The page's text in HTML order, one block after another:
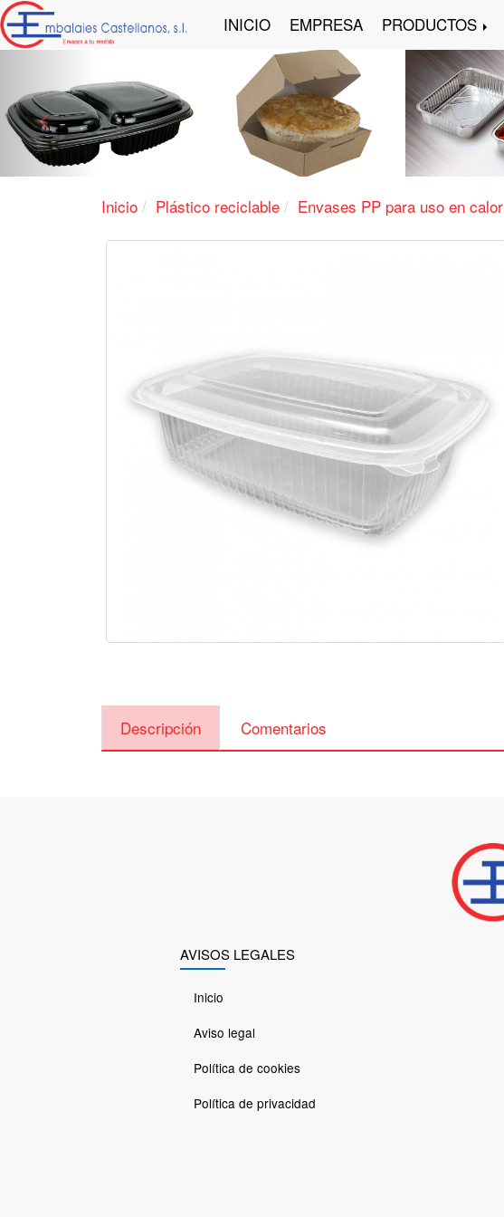
INICIO EMPRESA PRODUCTOS
Inicio Plástico reciclable Envases PP para uso en calor
Descripción Comentarios
AVISOS LEGALES
Inicio
Aviso legal
Política de cookies
Política de privacidad